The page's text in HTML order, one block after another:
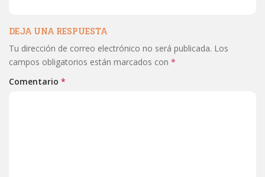
DEJA UNA RESPUESTA
Tu dirección de correo electrónico no será publicada. Los
campos obligatorios están marcados con *
Comentario *